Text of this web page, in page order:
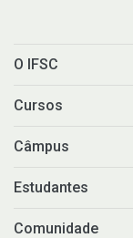
O IFSC
Cursos
Câmpus
Estudantes
Comunidade